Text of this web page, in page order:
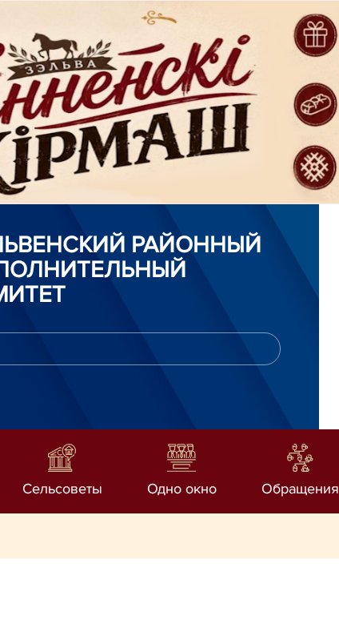
РАЙОННЫЙ
Сельсоветы Одно окно Обращения